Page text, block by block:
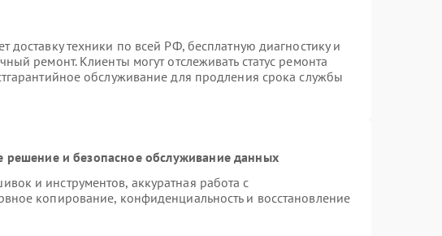
доставку техники по всей РФ, бесплатную диагностику и
ремонт. Клиенты могут отслеживать статус ремонта
обслуживание для продления срока службы
и безопасное обслуживание данных
и инструментов, аккуратная работа с
копирование, конфиденциальность и восстановление